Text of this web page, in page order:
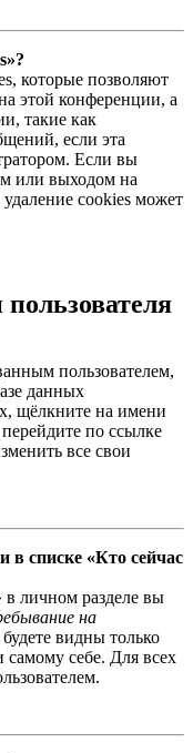
которые позволяют
этой конференции, а
такие как
если эта
Если вы
или выходом на
cookies может
пользователем,
данных
щёлкните на имени
по ссылке
все свои
в списке «Кто сейчас
личном разделе вы
на
видны только
самому себе. Для всех